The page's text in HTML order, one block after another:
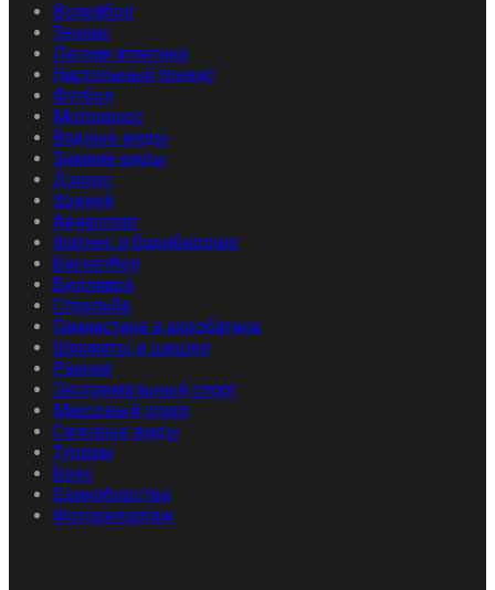
Волейбол
Теннис
Легкая атлетика
Настольный теннис
Футбол
Мотокросс
Водные виды
Зимние виды
Дзюдо
Хоккей
Авиаспорт
Фитнес и бодибилдинг
Баскетбол
Биллиард
Стрельба
Гимнастика и акробатика
Шахматы и шашки
Разное
Экстремальный спорт
Массовый спорт
Силовые виды
Туризм
Бокс
Единоборства
Фоторепортаж